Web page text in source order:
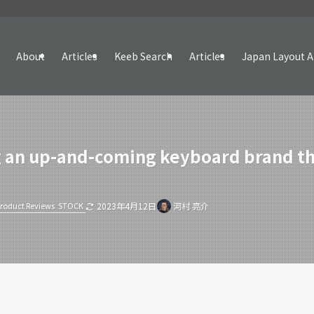
About Articles Keeb Search Articles Japan Layout
up-and-coming keyboard brand
Reviews STOCK 2023年4月12日 河村 亮介